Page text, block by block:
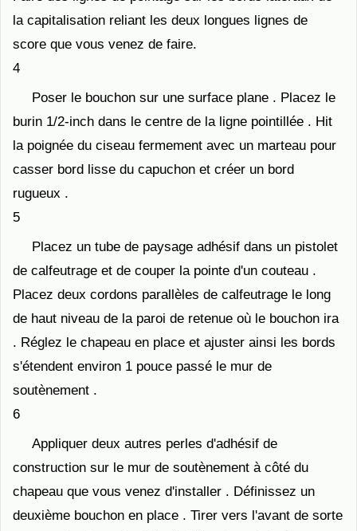
la capitalisation reliant les deux longues lignes de
score que vous venez de faire.
4
Poser le bouchon sur une surface plane . Placez le
burin 1/2-inch dans le centre de la ligne pointillée . Hit
la poignée du ciseau fermement avec un marteau pour
casser bord lisse du capuchon et créer un bord
rugueux .
5
Placez un tube de paysage adhésif dans un pistolet
de calfeutrage et de couper la pointe d'un couteau .
Placez deux cordons parallèles de calfeutrage le long
de haut niveau de la paroi de retenue où le bouchon ira
. Réglez le chapeau en place et ajuster ainsi les bords
s'étendent environ 1 pouce passé le mur de
soutènement .
6
Appliquer deux autres perles d'adhésif de
construction sur le mur de soutènement à côté du
chapeau que vous venez d'installer . Définissez un
deuxième bouchon en place . Tirer vers l'avant de sorte